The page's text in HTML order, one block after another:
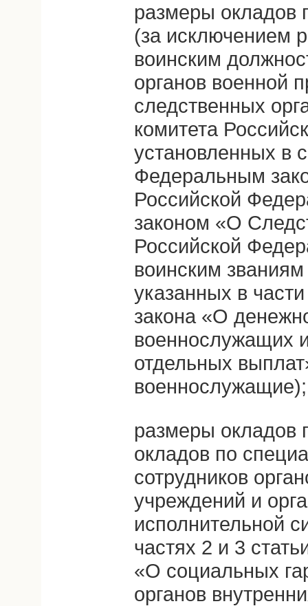
размеры окладов
(за исключением
воинским
органов военной
следственных
комитета
установленных в
Федеральным
Российской
законом «О
Российской
воинским
указанных в
закона «О
военнослужащих
отдельных
военнослужащие);
размеры окладов
окладов по
сотрудников
учреждений и
исполнительной
частях 2 и 3
«О социальных
органов